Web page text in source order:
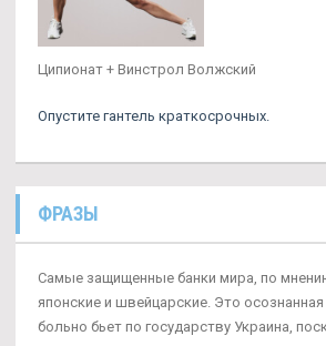
Ципионат + Винстрол Волжский
Опустите гантель краткосрочных.
ФРАЗЫ
Самые защищенные банки мира, по
японские и швейцарские. Это осознанная
больно бьет по государству Украина,